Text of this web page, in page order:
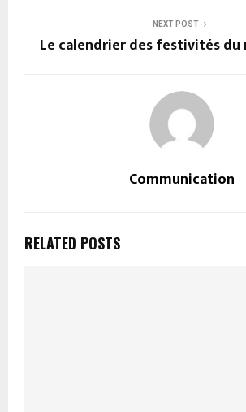
NEXT POST
Le calendrier des festivités du
Communication
RELATED POSTS